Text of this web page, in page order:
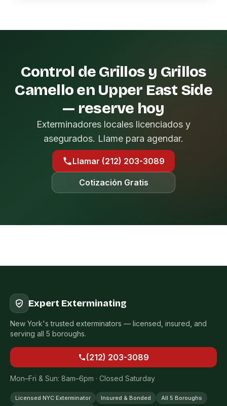
Control de Grillos y Grillos
Camello en Upper East Side
— reserve hoy
Exterminadores locales licenciados y
asegurados. Llame para agendar.
Llamar (212) 203-3089
Cotización Gratis
Expert Exterminating
New York's trusted exterminators — licensed, insured, and
serving all 5 boroughs.
(212) 203-3089
Mon–Fri & Sun: 8am–6pm · Closed Saturday
Licensed NYC Exterminator Insured & Bonded
All 5 Boroughs